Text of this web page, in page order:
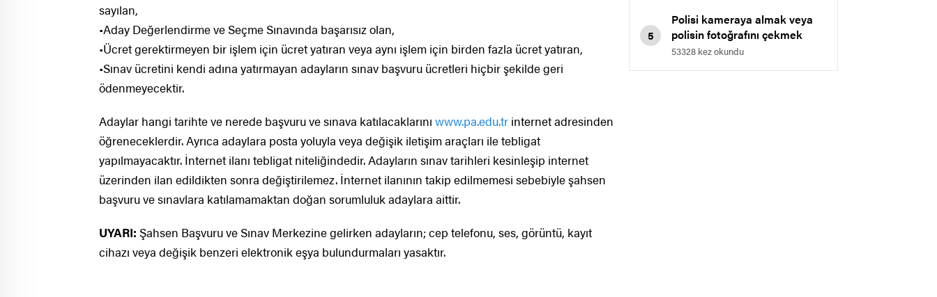
sayılan,
•Aday Değerlendirme ve Seçme Sınavında başarısız olan,
•Ücret gerektirmeyen bir işlem için ücret yatıran veya aynı işlem için birden fazla ücret yatıran,
•Sınav ücretini kendi adına yatırmayan adayların sınav başvuru ücretleri hiçbir şekilde geri
ödenmeyecektir.
Adaylar hangi tarihte ve nerede başvuru ve sınava katılacaklarını www.pa.edu.tr internet adresinden
öğreneceklerdir. Ayrıca adaylara posta yoluyla veya değişik iletişim araçları ile tebligat
yapılmayacaktır. İnternet ilanı tebligat niteliğindedir. Adayların sınav tarihleri kesinleşip internet
üzerinden ilan edildikten sonra değiştirilemez. İnternet ilanının takip edilmemesi sebebiyle şahsen
başvuru ve sınavlara katılamamaktan doğan sorumluluk adaylara aittir.
UYARI: Şahsen Başvuru ve Sınav Merkezine gelirken adayların; cep telefonu, ses, görüntü, kayıt
cihazı veya değişik benzeri elektronik eşya bulundurmaları yasaktır.
5
Polisi kameraya almak veya
polisin fotoğrafını çekmek
yasaklandı
53328 kez okundu